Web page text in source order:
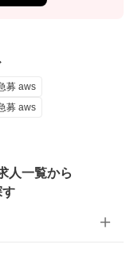
募 aws
募 aws
人一覧から
す